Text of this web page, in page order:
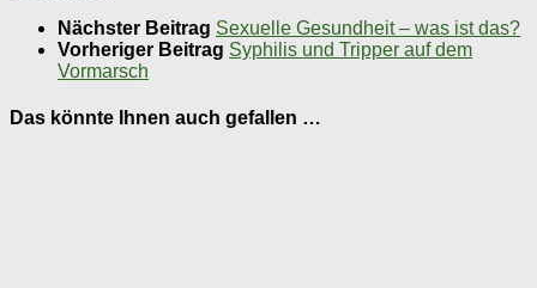
Nächster Beitrag Sexuelle Gesundheit – was ist das?
Vorheriger Beitrag Syphilis und Tripper auf dem
Vormarsch
Das könnte Ihnen auch gefallen …